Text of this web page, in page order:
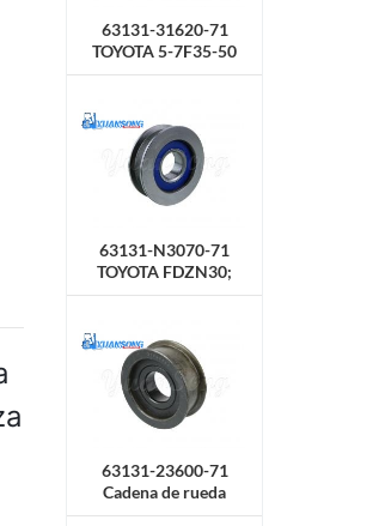
63131-31620-71
TOYOTA 5-7F35-50
Cadena de rueda
63131-N3070-71
TOYOTA FDZN30;
8FD30; 8FBN30
63131-23600-71
Cadena de rueda
TOYOTA 7F25